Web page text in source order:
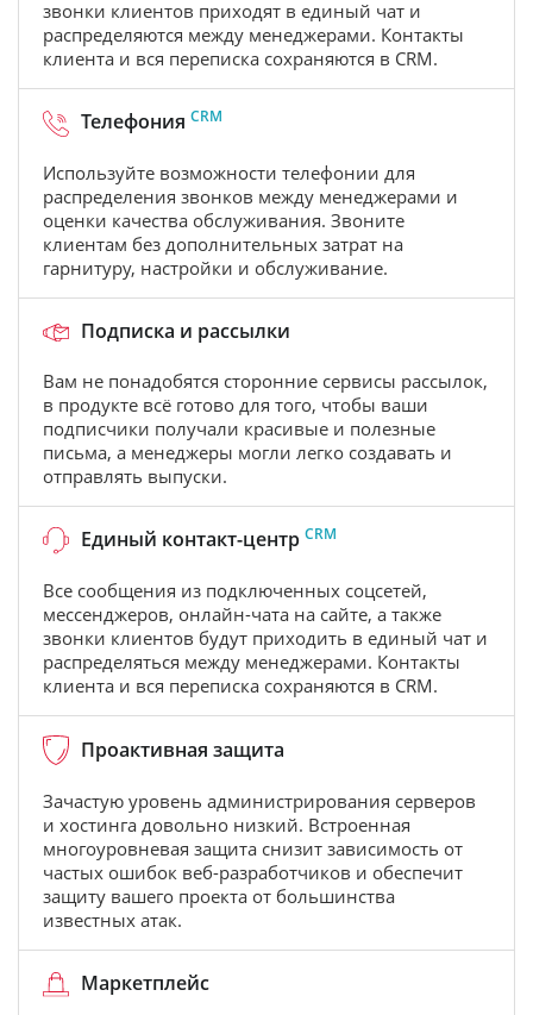
звонки клиентов приходят в единый чат и
распределяются между менеджерами. Контакты
клиента и вся переписка сохраняются в CRM.
Телефония CRM
Используйте возможности телефонии для
распределения звонков между менеджерами и
оценки качества обслуживания. Звоните
клиентам без дополнительных затрат на
гарнитуру, настройки и обслуживание.
Подписка и рассылки
Вам не понадобятся сторонние сервисы рассылок,
в продукте всё готово для того, чтобы ваши
подписчики получали красивые и полезные
письма, а менеджеры могли легко создавать и
отправлять выпуски.
Единый контакт-центр CRM
Все сообщения из подключенных соцсетей,
мессенджеров, онлайн-чата на сайте, а также
звонки клиентов будут приходить в единый чат и
распределяться между менеджерами. Контакты
клиента и вся переписка сохраняются в CRM.
Проактивная защита
Зачастую уровень администрирования серверов
и хостинга довольно низкий. Встроенная
многоуровневая защита снизит зависимость от
частых ошибок веб-разработчиков и обеспечит
защиту вашего проекта от большинства
известных атак.
Маркетплейс